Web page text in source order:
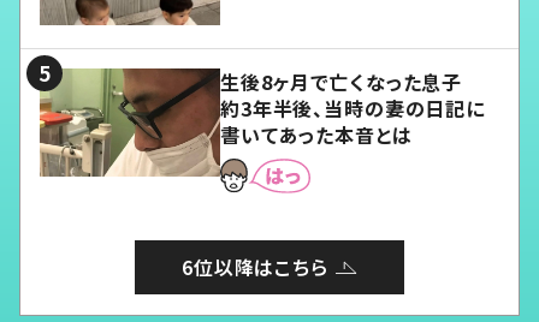
生後8ヶ月で亡くなった息子
約3年半後、当時の妻の日記に
書いてあった本音とは
6位以降はこちら